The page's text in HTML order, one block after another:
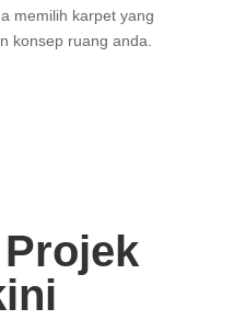
memilih karpet yang
konsep ruang anda.